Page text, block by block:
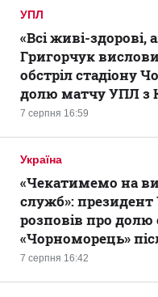
УПЛ
7 серпня 16:59
«Всі живі-здорові,
Григорчук
обстріл стадіону
долю матчу УПЛ з
Україна
7 серпня 16:42
«Чекатимемо на
служб»:
розповів про долю
«Чорноморець»